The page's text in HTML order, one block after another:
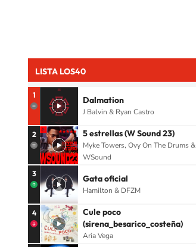
LISTA LOS40
1 Dalmation
J Balvin & Ryan Castro
2 5 estrellas (W Sound 23)
Myke Towers, Ovy On The Drums &
WSound
3 Gata oficial
Hamilton & DFZM
4
Cule poco
(sirena_besarico_costeña)
Aria Vega